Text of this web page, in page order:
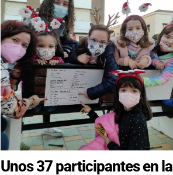
Unos 37 participantes en la